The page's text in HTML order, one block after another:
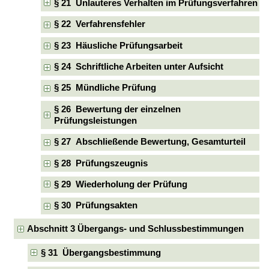
§ 21 Unlauteres Verhalten im Prüfungsverfahren
§ 22 Verfahrensfehler
§ 23 Häusliche Prüfungsarbeit
§ 24 Schriftliche Arbeiten unter Aufsicht
§ 25 Mündliche Prüfung
§ 26 Bewertung der einzelnen
Prüfungsleistungen
§ 27 Abschließende Bewertung, Gesamturteil
§ 28 Prüfungszeugnis
§ 29 Wiederholung der Prüfung
§ 30 Prüfungsakten
Abschnitt 3 Übergangs- und Schlussbestimmungen
§ 31 Übergangsbestimmung